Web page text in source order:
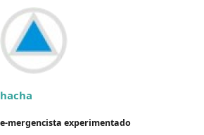
hacha
e-mergencista experimentado